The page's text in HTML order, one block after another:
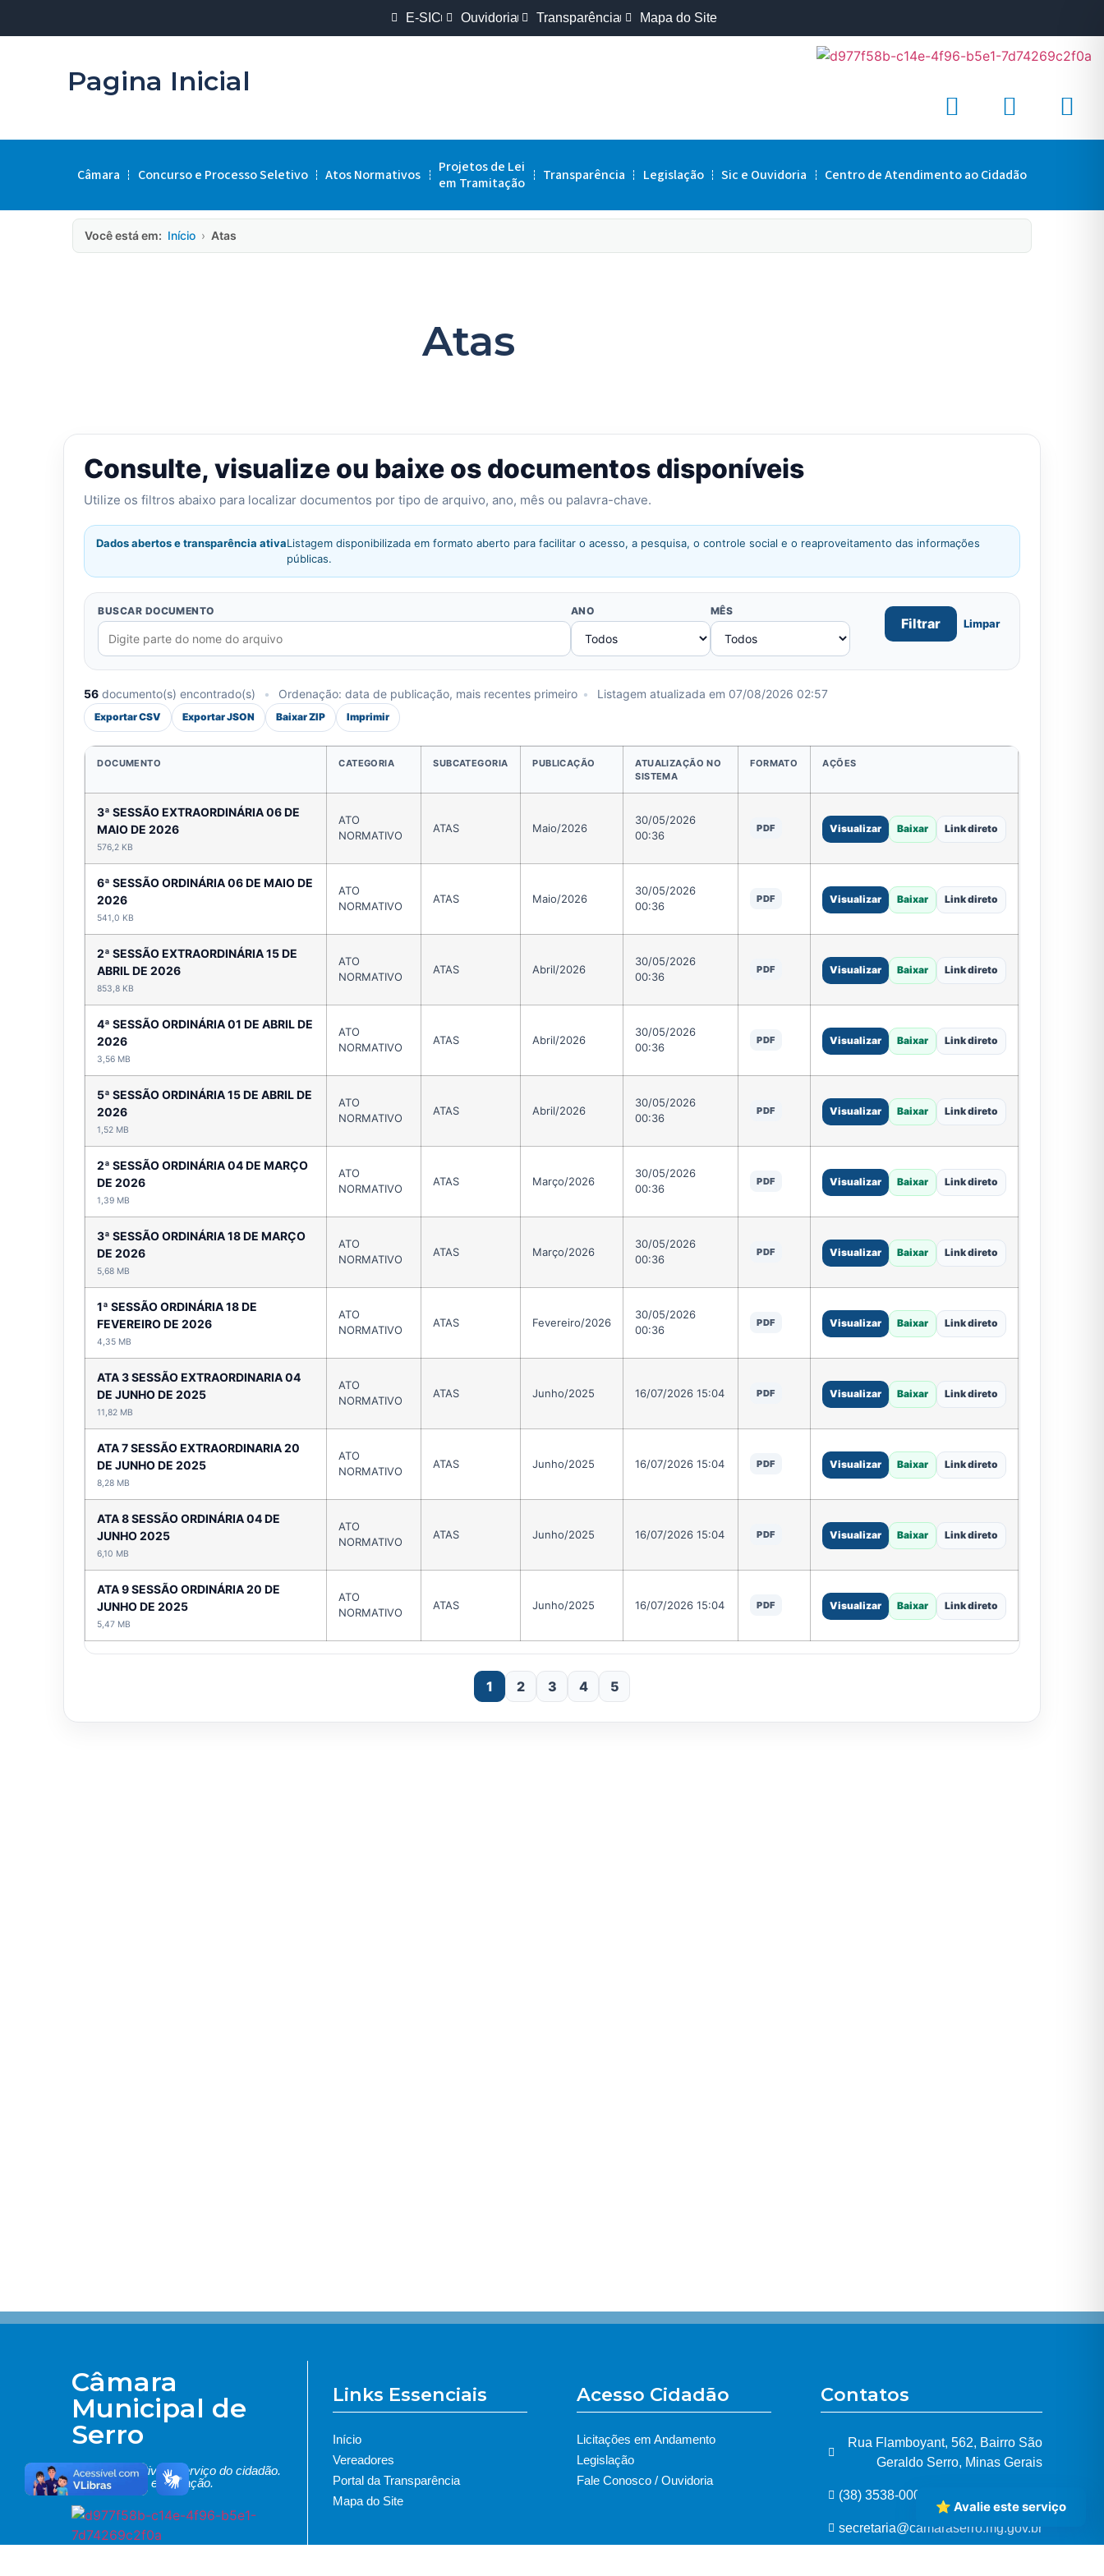
E-SIC Ouvidoria Transparência Mapa do Site
Pagina Inicial
Câmara Concurso e Processo Seletivo Atos Normativos
Projetos de Lei
em Tramitação
Transparência Legislação Sic e Ouvidoria Centro de Atendimento ao Cidadão
Você está em: Início › Atas
Atas
Consulte, visualize ou baixe os documentos disponíveis
Utilize os filtros abaixo para localizar documentos por tipo de arquivo, ano, mês ou palavra-chave.
Dados abertos e transparência ativaListagem disponibilizada em formato aberto para facilitar o acesso, a pesquisa, o controle social e o reaproveitamento das informações
públicas.
BUSCAR DOCUMENTO ANO MÊS
Filtrar Limpar
56 documento(s) encontrado(s) • Ordenação: data de publicação, mais recentes primeiro • Listagem atualizada em 07/08/2026 02:57
Exportar CSV Exportar JSON Baixar ZIP Imprimir
DOCUMENTO CATEGORIA SUBCATEGORIA PUBLICAÇÃO
ATUALIZAÇÃO NO
SISTEMA
FORMATO AÇÕES
3ª SESSÃO EXTRAORDINÁRIA 06 DE
MAIO DE 2026
576,2 KB
ATO
NORMATIVO
ATAS Maio/2026
30/05/2026
00:36
PDF Visualizar Baixar Link direto
6ª SESSÃO ORDINÁRIA 06 DE MAIO DE
2026
541,0 KB
ATO
NORMATIVO
ATAS Maio/2026
30/05/2026
00:36
PDF Visualizar Baixar Link direto
2ª SESSÃO EXTRAORDINÁRIA 15 DE
ABRIL DE 2026
853,8 KB
ATO
NORMATIVO
ATAS Abril/2026
30/05/2026
00:36
PDF Visualizar Baixar Link direto
4ª SESSÃO ORDINÁRIA 01 DE ABRIL DE
2026
3,56 MB
ATO
NORMATIVO
ATAS Abril/2026
30/05/2026
00:36
PDF Visualizar Baixar Link direto
5ª SESSÃO ORDINÁRIA 15 DE ABRIL DE
2026
1,52 MB
ATO
NORMATIVO
ATAS Abril/2026
30/05/2026
00:36
PDF Visualizar Baixar Link direto
2ª SESSÃO ORDINÁRIA 04 DE MARÇO
DE 2026
1,39 MB
ATO
NORMATIVO
ATAS Março/2026
30/05/2026
00:36
PDF Visualizar Baixar Link direto
3ª SESSÃO ORDINÁRIA 18 DE MARÇO
DE 2026
5,68 MB
ATO
NORMATIVO
ATAS Março/2026
30/05/2026
00:36
PDF Visualizar Baixar Link direto
1ª SESSÃO ORDINÁRIA 18 DE
FEVEREIRO DE 2026
4,35 MB
ATO
NORMATIVO
ATAS Fevereiro/2026
30/05/2026
00:36
PDF Visualizar Baixar Link direto
ATA 3 SESSÃO EXTRAORDINARIA 04
DE JUNHO DE 2025
11,82 MB
ATO
NORMATIVO
ATAS Junho/2025 16/07/2026 15:04 PDF Visualizar Baixar Link direto
ATA 7 SESSÃO EXTRAORDINARIA 20
DE JUNHO DE 2025
8,28 MB
ATO
NORMATIVO
ATAS Junho/2025 16/07/2026 15:04 PDF Visualizar Baixar Link direto
ATA 8 SESSÃO ORDINÁRIA 04 DE
JUNHO 2025
6,10 MB
ATO
NORMATIVO
ATAS Junho/2025 16/07/2026 15:04 PDF Visualizar Baixar Link direto
ATA 9 SESSÃO ORDINÁRIA 20 DE
JUNHO DE 2025
5,47 MB
ATO
NORMATIVO
ATAS Junho/2025 16/07/2026 15:04 PDF Visualizar Baixar Link direto
1 2 3 4 5
Câmara
Municipal de
Serro
Poder Legislativo a serviço do cidadão.
Transparência e Inovação.
Links Essenciais
Início
Vereadores
Portal da Transparência
Mapa do Site
Acesso Cidadão
Licitações em Andamento
Legislação
Fale Conosco / Ouvidoria
Contatos
Rua Flamboyant, 562, Bairro São
Geraldo Serro, Minas Gerais
(38) 3538-0005
secretaria@camaraserro.mg.gov.br
⭐ Avalie este serviço